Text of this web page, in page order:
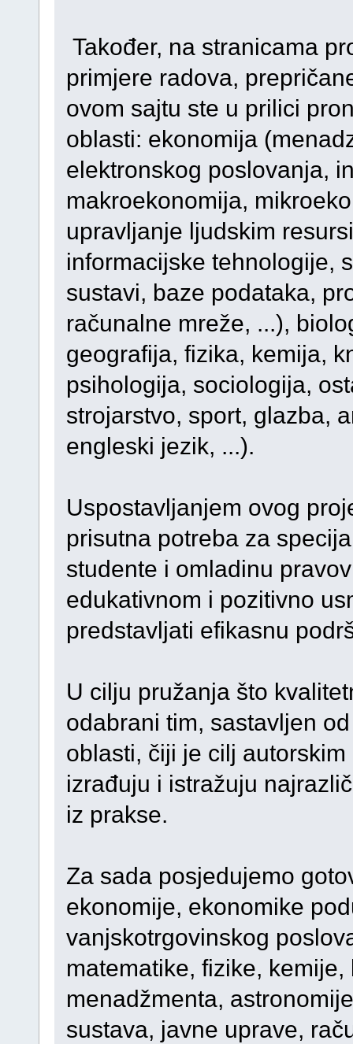
Također, na stranicama
primjere radova,
ovom sajtu ste u prilici
oblasti: ekonomija
elektronskog poslovanja,
makroekonomija,
upravljanje ljudskim
informacijske tehnologije,
sustavi, baze podataka,
računalne mreže, ...),
geografija, fizika, kemija,
psihologija, sociologija,
strojarstvo, sport, glazba,
engleski jezik, ...).
Uspostavljanjem ovog
prisutna potreba za
studente i omladinu
edukativnom i pozitivno
predstavljati efikasnu
U cilju pružanja što
odabrani tim, sastavljen
oblasti, čiji je cilj
izrađuju i istražuju
iz prakse.
Za sada posjedujemo
ekonomije, ekonomike
vanjskotrgovinskog
matematike, fizike,
menadžmenta,
sustava, javne uprave,